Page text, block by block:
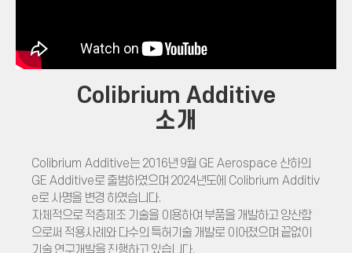
Colibrium Additive
소개
Colibrium Additive는 2016년 9월 GE Aerospace 산하의
GE Additive로 출범하였으며 2024년도에 Colibrium Additiv
e로 사명을 변경 하였습니다.
자체적으로 적층제조 기술을 이용하여 부품을 개발하고 양산함
으로써 적용사례와 다수의 특허기술 개발로 이어졌으며 끝없이
기술 연구개발을 진행하고 있습니다.